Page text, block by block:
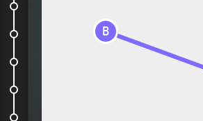
Les trésors cachés de New...
B